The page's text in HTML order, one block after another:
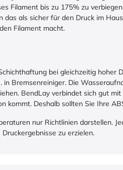
Filament bis zu 175% zu
als sicher für den Druck im
Filament macht.
bei gleichzeitig
in Bremsenreiniger. Die
BendLay verbindet sich gut
kommt. Deshalb sollten Sie Ihre
nur Richtlinien darstellen.
zu erzielen.